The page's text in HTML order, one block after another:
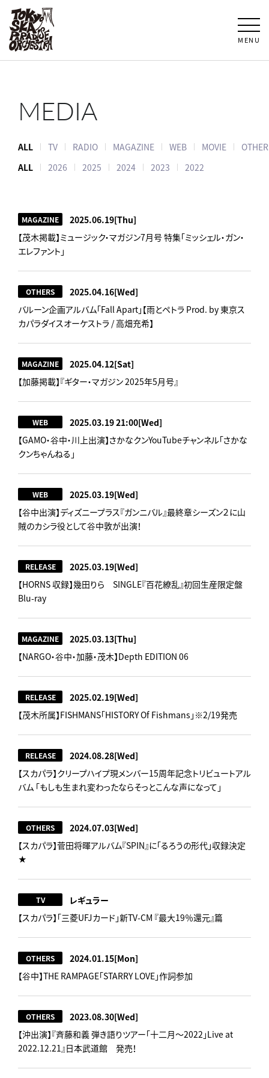
MENU
MEDIA
ALL TV RADIO MAGAZINE WEB MOVIE
ALL
2026 2025 2024 2023 2022
MAGAZINE 2025.06.19[Thu]
【茂木掲載】ミュージック・マガジン7月号 特集「ミッシェル・ガン・
エレファント」
OTHERS 2025.04.16[Wed]
バルーン企画アルバム「Fall Apart」【雨とペトラ Prod. by 東京ス
カパラダイスオーケストラ / 高畑充希】
MAGAZINE 2025.04.12[Sat]
【加藤掲載】『ギター・マガジン 2025年5月号』
WEB 2025.03.19 21:00[Wed]
【GAMO・谷中・川上出演】さかなクンYouTubeチャンネル「さかな
クンちゃんねる」
WEB 2025.03.19[Wed]
【谷中出演】ディズニープラス『ガンニバル』最終章シーズン２に山
賊のカシラ役として谷中敦が出演！
RELEASE 2025.03.19[Wed]
【HORNS 収録】幾田りら SINGLE『百花繚乱』初回生産限定盤
Blu-ray
MAGAZINE 2025.03.13[Thu]
【NARGO・谷中・加藤・茂木】Depth EDITION 06
RELEASE 2025.02.19[Wed]
【茂木所属】FISHMANS「HISTORY Of Fishmans」※2/19発売
RELEASE 2024.08.28[Wed]
【スカパラ】クリープハイプ現メンバー15周年記念トリビュートアル
バム 「もしも生まれ変わったならそっとこんな声になって」
OTHERS 2024.07.03[Wed]
【スカパラ】菅田将暉アルバム『SPIN』に「るろうの形代」収録決定
★
TV
レギュラー
【スカパラ】「三菱UFJカード」新TV-CM 『最大19％還元』篇
OTHERS 2024.01.15[Mon]
【谷中】THE RAMPAGE「STARRY LOVE」作詞参加
OTHERS 2023.08.30[Wed]
【沖出演】『斉藤和義 弾き語りツアー「十二月～2022」Live at
2022.12.21』日本武道館 発売！